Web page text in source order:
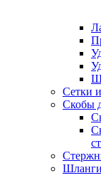
Сетки
Скобы